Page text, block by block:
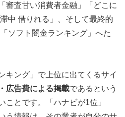
審査甘い消費者金融」「どこに
中 借りれる」、そして最終的
ソフト闇金ランキング」へた
キング」で上位に出てくるサイ
広告費による掲載であるという
ことです。「ハナビが1位」